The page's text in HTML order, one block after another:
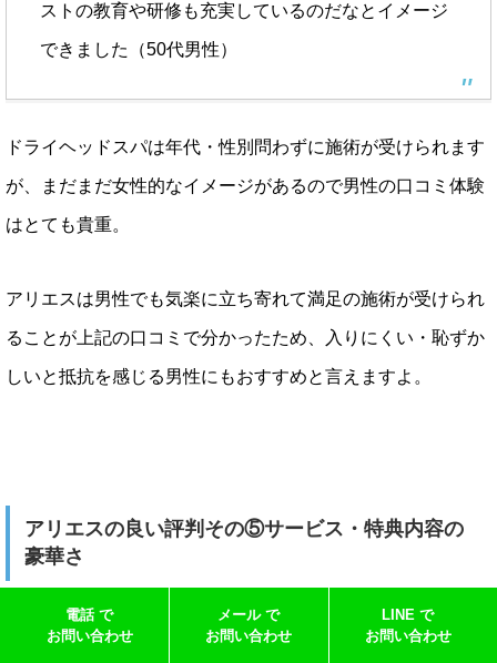
ストの教育や研修も充実しているのだなとイメージ
できました（50代男性）
ドライヘッドスパは年代・性別問わずに施術が受けられます
が、まだまだ女性的なイメージがあるので男性の口コミ体験
はとても貴重。
アリエスは男性でも気楽に立ち寄れて満足の施術が受けられ
ることが上記の口コミで分かったため、入りにくい・恥ずか
しいと抵抗を感じる男性にもおすすめと言えますよ。
アリエスの良い評判その⑤サービス・特典内容の
豪華さ
ドライヘッドスパを単純に受けるだけではなく、プラスのメ
リットを実感できるサロンが理想的ですよね。
電話 で
お問い合わせ
メール で
お問い合わせ
LINE で
お問い合わせ